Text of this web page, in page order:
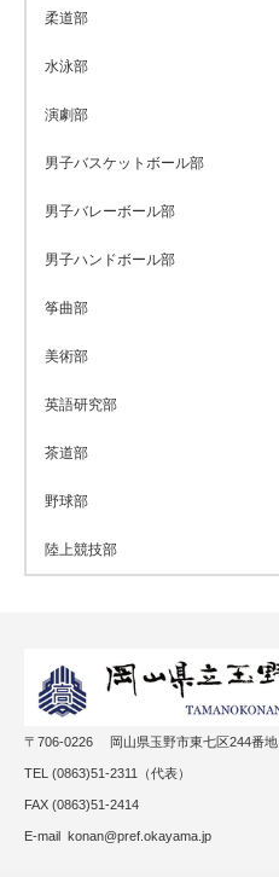
柔道部
水泳部
演劇部
男子バスケットボール部
男子バレーボール部
男子ハンドボール部
筝曲部
美術部
英語研究部
茶道部
野球部
陸上競技部
〒706-0226 岡山県玉野市東七区244番地
TEL (0863)51-2311（代表）
FAX (0863)51-2414
E-mail konan@pref.okayama.jp